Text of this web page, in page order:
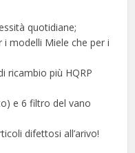
quotidiane;
modelli Miele che per i
ricambio più HQRP
e 6 filtro del vano
difettosi all’arivo!